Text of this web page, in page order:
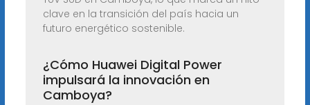
clave en la transición del país hacia un
futuro energético sostenible.
¿Cómo Huawei Digital Power
impulsará la innovación en
Camboya?